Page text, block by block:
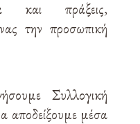
και πράξεις,
την προσωπική
Συλλογική
αποδείξουμε μέσα